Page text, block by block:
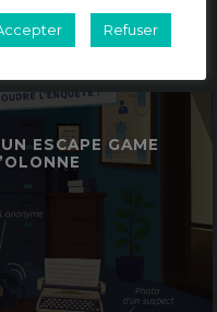
ESCAPE GAME
Refuser